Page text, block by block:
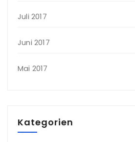
Juli 2017
Juni 2017
Mai 2017
Kategorien